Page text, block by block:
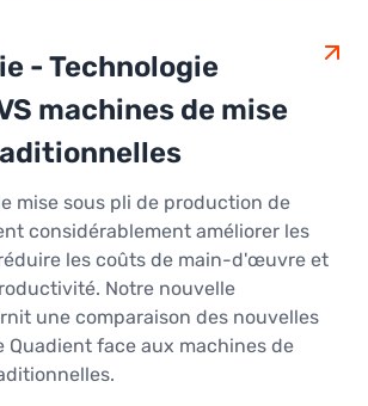
- Technologie
machines de mise
mise sous pli de production de
considérablement améliorer les
les coûts de main-d'œuvre et
Notre nouvelle
une comparaison des nouvelles
Quadient face aux machines de